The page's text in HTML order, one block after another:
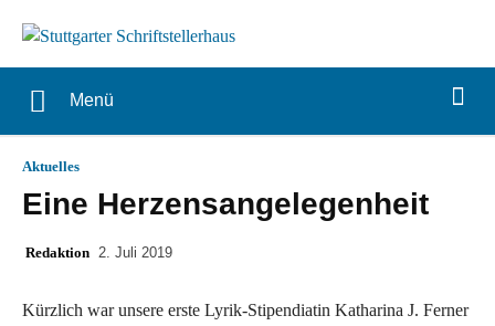
Menü
Aktuelles
Eine Herzensangelegenheit
Redaktion 2. Juli 2019
Kürzlich war unsere erste Lyrik-Stipendiatin Katharina J. Ferner